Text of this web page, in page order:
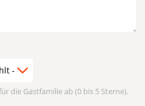
die Gastfamilie ab (0 bis 5 Sterne).